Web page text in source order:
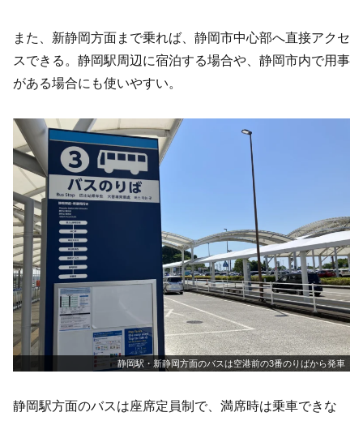
また、新静岡方面まで乗れば、静岡市中心部へ直接アクセ
スできる。静岡駅周辺に宿泊する場合や、静岡市内で用事
がある場合にも使いやすい。
静岡駅・新静岡方面のバスは空港前の3番のりばから発車
静岡駅方面のバスは座席定員制で、満席時は乗車できな